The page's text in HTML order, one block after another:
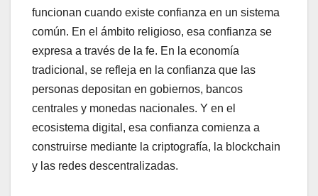
funcionan cuando existe confianza en un sistema
común. En el ámbito religioso, esa confianza se
expresa a través de la fe. En la economía
tradicional, se refleja en la confianza que las
personas depositan en gobiernos, bancos
centrales y monedas nacionales. Y en el
ecosistema digital, esa confianza comienza a
construirse mediante la criptografía, la blockchain
y las redes descentralizadas.